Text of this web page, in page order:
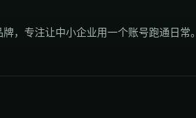
，专注让中小企业用一个账号跑通日常。